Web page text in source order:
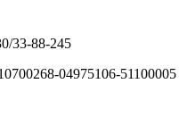
33-88-245
04975106-51100005